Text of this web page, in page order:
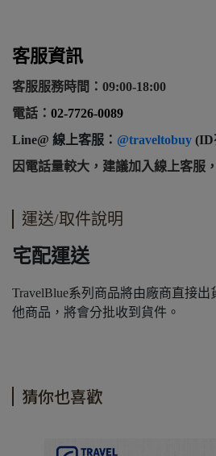
客服資訊
客服服務時間：09:00-18:00
電話： 02-7726-0089
Line@ 線上客服： @traveltobuy (ID
因電話量較大，建議加入線上客服
運送/取件說明
宅配運送
TravelBlue系列商品將由廠商直接
他商品，將會分批收到貨件。
猜你也喜歡